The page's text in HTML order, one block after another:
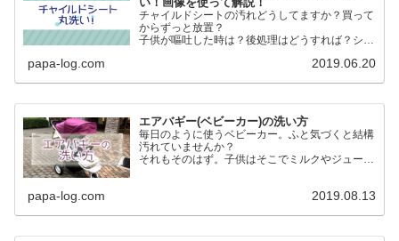
チャイルドシートの汚れどうしてますか？買って
からずっと放置？
子供が嘔吐した時は？後処理はどうすれば？シー
そもそもチャイルドシート本体って洗えるの？
papa-log.com 2019.06.20
エアバギー(ベビーカー)の洗い方
毎日のように使うベビーカー。ふと気づくと結構
汚れていませんか？
それもそのはず。子供はそこでミルクやジュース
ことでエアバギー(ベビーカー)を洗いました。
papa-log.com 2019.08.13